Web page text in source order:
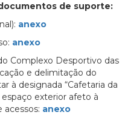
de suporte:
anexo
anexo
Complexo Desportivo das
e delimitação do
à designada “Cafetaria da
espaço exterior afeto à
acessos: anexo